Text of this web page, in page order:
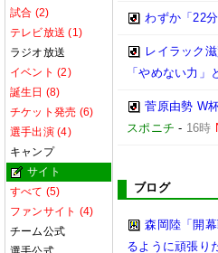
試合 (2)
テレビ放送 (1)
ラジオ放送
イベント (2)
誕生日 (8)
チケット発売 (6)
選手出演 (4)
キャンプ
サイト
すべて (5)
ファンサイト (4)
チーム公式
わずか「22
レイラック
「やめない力」
菅原由勢 W
スポニチ - 16時
ブログ
森岡陸「開
るように頑張り